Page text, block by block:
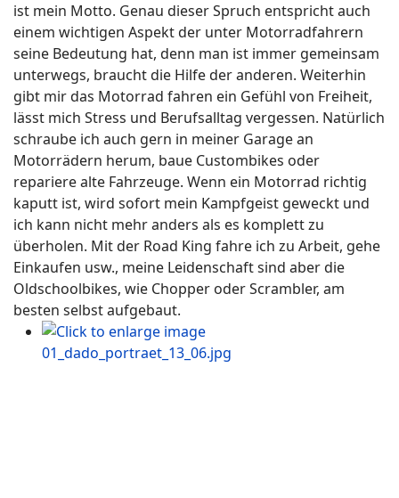
ist mein Motto. Genau dieser Spruch entspricht auch
einem wichtigen Aspekt der unter Motorradfahrern
seine Bedeutung hat, denn man ist immer gemeinsam
unterwegs, braucht die Hilfe der anderen. Weiterhin
gibt mir das Motorrad fahren ein Gefühl von Freiheit,
lässt mich Stress und Berufsalltag vergessen. Natürlich
schraube ich auch gern in meiner Garage an
Motorrädern herum, baue Custombikes oder
repariere alte Fahrzeuge. Wenn ein Motorrad richtig
kaputt ist, wird sofort mein Kampfgeist geweckt und
ich kann nicht mehr anders als es komplett zu
überholen. Mit der Road King fahre ich zu Arbeit, gehe
Einkaufen usw., meine Leidenschaft sind aber die
Oldschoolbikes, wie Chopper oder Scrambler, am
besten selbst aufgebaut.